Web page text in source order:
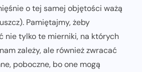
o tej samej objętości ważą
Pamiętajmy, żeby
nie tylko te mierniki, na których
zależy, ale również zwracać
poboczne, bo one mogą